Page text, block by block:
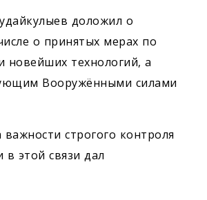
доложил о
о принятых мерах по
новейших технологий, а
Вооружёнными силами
строгого контроля
этой связи дал